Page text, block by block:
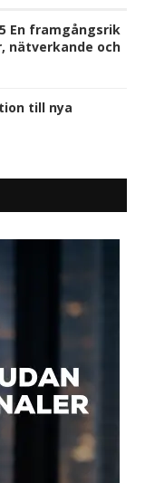
En framgångsrik
nätverkande och
till nya